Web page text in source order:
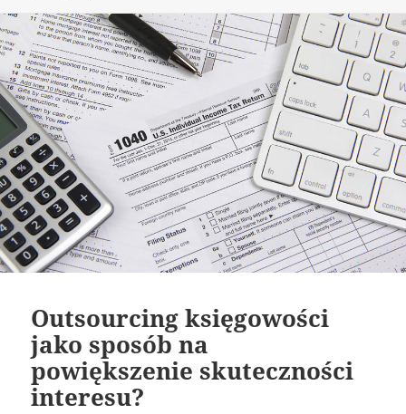
Outsourcing księgowości
jako sposób na
powiększenie skuteczności
interesu?